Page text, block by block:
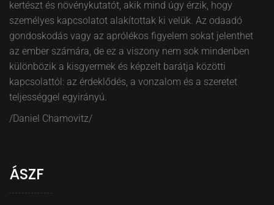
kertészt és növénykutatót, akik mind úgy érzik, hogy
személyes kapcsolatot alakítottak ki velük. Az odaadó
gondoskodás vagy az aprólékos figyelem sokat jelenthet
az ember számára, de ez a viszony nem sok mindenben
különbözik a kisgyermek és képzelt barátja közötti
kapcsolattól: az érdeklődés, a vonzalom és a szeretet
teljességgel egyirányú.
/Daniel Chamovitz/
ÁSZF